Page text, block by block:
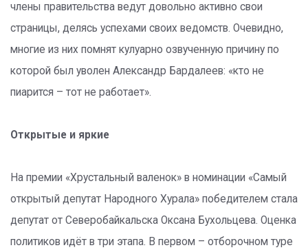
члены правительства ведут довольно активно свои
страницы, делясь успехами своих ведомств. Очевидно,
многие из них помнят кулуарно озвученную причину по
которой был уволен Александр Бардалеев: «кто не
пиарится – тот не работает».
Открытые и яркие
На премии «Хрустальный валенок» в номинации «Самый
открытый депутат Народного Хурала» победителем стала
депутат от Северобайкальска Оксана Бухольцева. Оценка
политиков идёт в три этапа. В первом – отборочном туре